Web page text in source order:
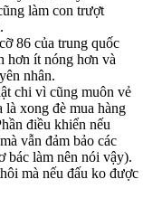
làm con trượt
86 của trung quốc
hơn ít nóng hơn và
nhân.
chi vì cũng muôn vẻ
xong đè mua hàng
điều khiển nếu
vẫn đảm bảo các
bác làm nên nói vậy).
mà nếu đấu ko được